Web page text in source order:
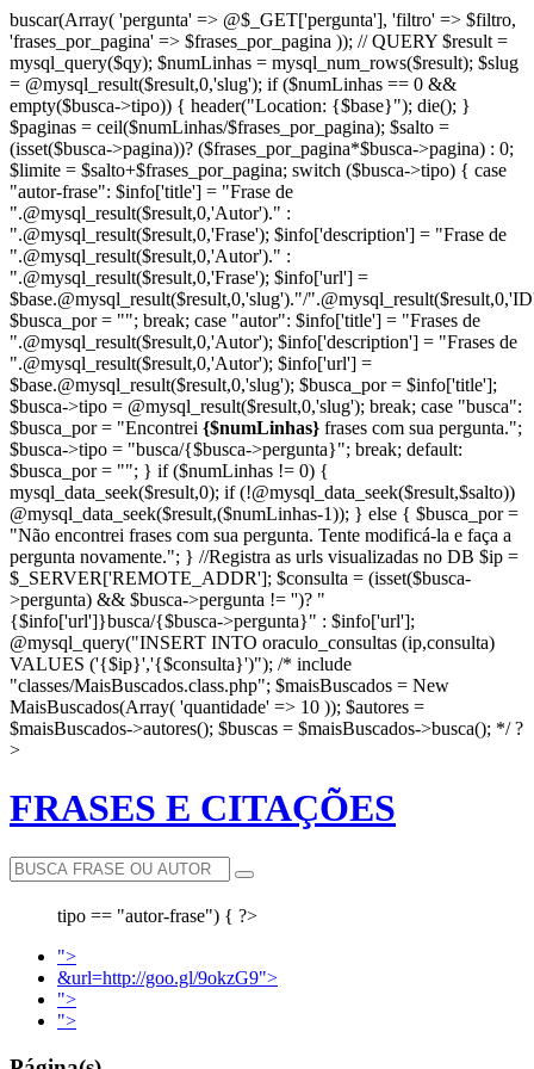
buscar(Array( 'pergunta' => @$_GET['pergunta'], 'filtro' => $filtro,
'frases_por_pagina' => $frases_por_pagina )); // QUERY $result =
mysql_query($qy); $numLinhas = mysql_num_rows($result); $slug
= @mysql_result($result,0,'slug'); if ($numLinhas == 0 &&
empty($busca->tipo)) { header("Location: {$base}"); die(); }
$paginas = ceil($numLinhas/$frases_por_pagina); $salto =
(isset($busca->pagina))? ($frases_por_pagina*$busca->pagina) : 0;
$limite = $salto+$frases_por_pagina; switch ($busca->tipo) { case
"autor-frase": $info['title'] = "Frase de
".@mysql_result($result,0,'Autor')." :
".@mysql_result($result,0,'Frase'); $info['description'] = "Frase de
".@mysql_result($result,0,'Autor')." :
".@mysql_result($result,0,'Frase'); $info['url'] =
$base.@mysql_result($result,0,'slug')."/
$busca_por = ""; break; case "autor": $info['title'] = "Frases de
".@mysql_result($result,0,'Autor'); $info['description'] = "Frases de
".@mysql_result($result,0,'Autor'); $info['url'] =
$base.@mysql_result($result,0,'slug'); $busca_por = $info['title'];
$busca->tipo = @mysql_result($result,0,'slug'); break; case "busca":
$busca_por = "Encontrei {$numLinhas} frases com sua pergunta.";
$busca->tipo = "busca/{$busca->pergunta}"; break; default:
$busca_por = ""; } if ($numLinhas != 0) {
mysql_data_seek($result,0); if (!@mysql_data_seek($result,$salto))
@mysql_data_seek($result,($numLinhas-1)); } else { $busca_por =
"Não encontrei frases com sua pergunta. Tente modificá-la e faça a
pergunta novamente."; } //Registra as urls visualizadas no DB $ip =
$_SERVER['REMOTE_ADDR']; $consulta = (isset($busca-
>pergunta) && $busca->pergunta != '')? "
{$info['url']}busca/{$busca->pergunta}" : $info['url'];
@mysql_query("INSERT INTO oraculo_consultas (ip,consulta)
VALUES ('{$ip}','{$consulta}')"); /* include
"classes/MaisBuscados.class.php"; $maisBuscados = New
MaisBuscados(Array( 'quantidade' => 10 )); $autores =
$maisBuscados->autores(); $buscas = $maisBuscados->busca(); */ ?
>
FRASES E CITAÇÕES
tipo == "autor-frase") { ?>
">
&url=http://goo.gl/9okzG9">
">
">